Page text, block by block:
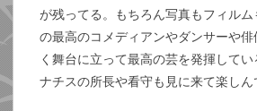
が残ってる。もちろん写真もフィル
の最高のコメディアンやダンサーや
く舞台に立って最高の芸を発揮してい
ナチスの所長や看守も見に来て楽しん